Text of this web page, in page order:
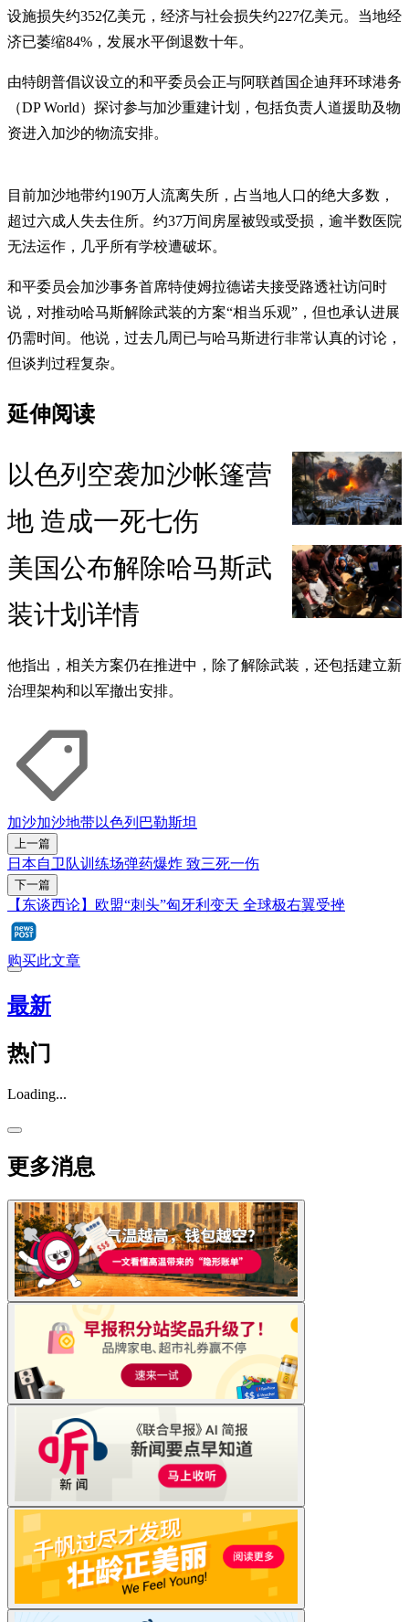
设施损失约352亿美元，经济与社会损失约227亿美元。当地经
济已萎缩84%，发展水平倒退数十年。
由特朗普倡议设立的和平委员会正与阿联酋国企迪拜环球港务
（DP World）探讨参与加沙重建计划，包括负责人道援助及物
资进入加沙的物流安排。
目前加沙地带约190万人流离失所，占当地人口的绝大多数，
超过六成人失去住所。约37万间房屋被毁或受损，逾半数医院
无法运作，几乎所有学校遭破坏。
和平委员会加沙事务首席特使姆拉德诺夫接受路透社访问时
说，对推动哈马斯解除武装的方案“相当乐观”，但也承认进展
仍需时间。他说，过去几周已与哈马斯进行非常认真的讨论，
但谈判过程复杂。
延伸阅读
以色列空袭加沙帐篷营
地 造成一死七伤
美国公布解除哈马斯武
装计划详情
他指出，相关方案仍在推进中，除了解除武装，还包括建立新
治理架构和以军撤出安排。
加沙加沙地带以色列 巴勒斯坦
上一篇
日本自卫队训练场弹药爆炸 致三死一伤
下一篇
【东谈西论】欧盟“刺头”匈牙利变天 全球极右翼受挫
购买此文章
最新
热门
Loading...
更多消息